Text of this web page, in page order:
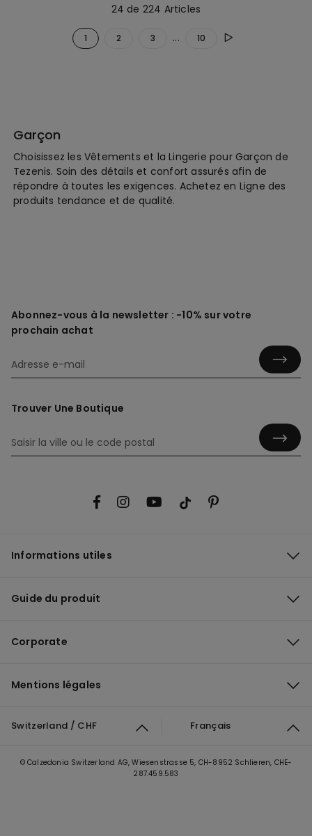
24 de 224 Articles
1 2 3 ... 10
Garçon
Choisissez les Vêtements et la Lingerie pour Garçon de
Tezenis. Soin des détails et confort assurés afin de
répondre à toutes les exigences. Achetez en Ligne des
produits tendance et de qualité.
Abonnez-vous à la newsletter : -10% sur votre
prochain achat
Trouver Une Boutique
Informations utiles
Guide du produit
Corporate
Mentions légales
Switzerland / CHF Français
© Calzedonia Switzerland AG, Wiesenstrasse 5, CH-8952 Schlieren, CHE-
287.459.583